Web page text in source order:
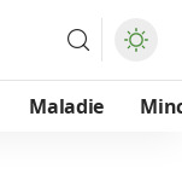
Maladie